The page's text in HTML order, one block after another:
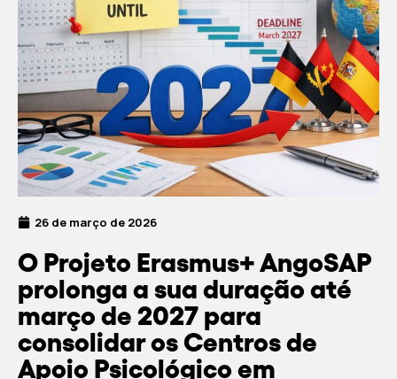
26 de março de 2026
O Projeto Erasmus+ AngoSAP
prolonga a sua duração até
março de 2027 para
consolidar os Centros de
Apoio Psicológico em